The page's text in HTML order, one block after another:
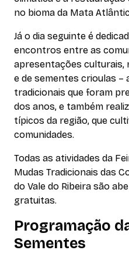
no bioma da Mata
Já o dia seguinte é
encontros entre as
apresentações culturais,
e de sementes crioulas –
tradicionais que foram
dos anos, e também
típicos da região, que
comunidades.
Todas as atividades da
Mudas Tradicionais das
do Vale do Ribeira são
gratuitas.
Programação
Sementes